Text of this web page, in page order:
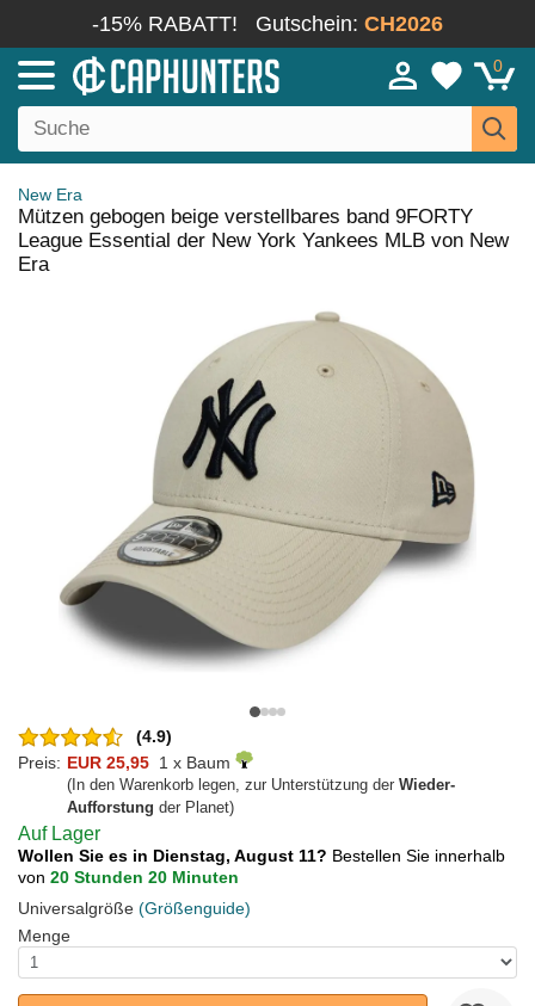
-15% RABATT! Gutschein: CH2026
0
New Era
Mützen gebogen beige verstellbares band 9FORTY
League Essential der New York Yankees MLB von New
Era
(4.9)
Preis: EUR 25,95 1 x Baum
(In den Warenkorb legen, zur Unterstützung der Wieder-
Aufforstung der Planet)
Auf Lager
Wollen Sie es in Dienstag, August 11? Bestellen Sie innerhalb
von 20 Stunden 20 Minuten
Universalgröße (Größenguide)
Menge